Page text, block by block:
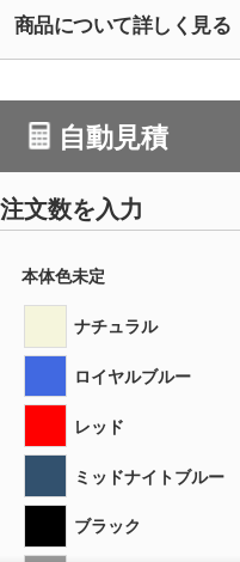
商品について詳しく見る
自動見積
注文数を入力
本体色未定
ナチュラル
ロイヤルブルー
レッド
ミッドナイトブルー
ブラック